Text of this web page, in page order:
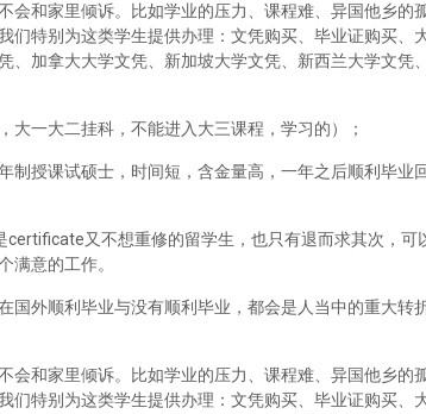
和家里倾诉。比如学业的压力、课程难、异国他乡的
们特别为这类学生提供办理：文凭购买、毕业证购买、
加拿大大学文凭、新加坡大学文凭、新西兰大学文凭
一大二挂科，不能进入大三课程，学习的）；
制授课试硕士，时间短，含金量高，一年之后顺利毕业
又不想重修的留学生，也只有退而求其次，可
满意的工作。
外顺利毕业与没有顺利毕业，都会是人当中的重大转
和家里倾诉。比如学业的压力、课程难、异国他乡的
们特别为这类学生提供办理：文凭购买、毕业证购买、